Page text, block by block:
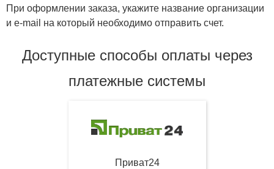
При оформлении заказа, укажите название организации
и e-mail на который необходимо отправить счет.
Доступные способы оплаты через
платежные системы
Приват24